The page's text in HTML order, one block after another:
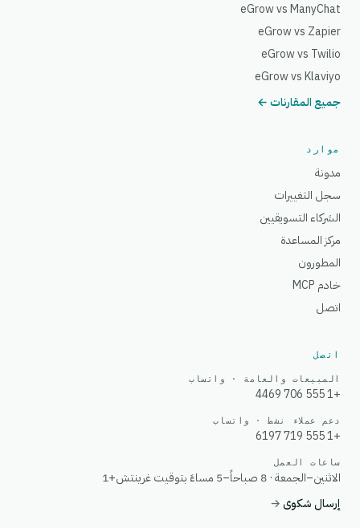
eGrow vs ManyChat
eGrow vs Zapier
eGrow vs Twilio
eGrow vs Klaviyo
جميع المقارنات ←
موارد
مدونة
سجل التغييرات
الشركاء التسويقيين
مركز المساعدة
المطورون
خادم MCP
اتصل
اتصل
المبيعات والعامة · واتساب
+1 555 706 4469
دعم عملاء نشط · واتساب
+1 555 719 6197
ساعات العمل
الاثنين–الجمعة · 8 صباحاً–5 مساءً بتوقيت غرينتش+1
إرسال شكوى→